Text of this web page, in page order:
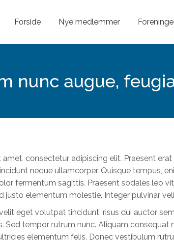
Forside Nye medlemmer
nunc augue,
consectetur adipiscing elit. Praesent
neque ullamcorper. Quisque tempus,
fermentum sagittis. Praesent sodales leo
justo elementum molestie. Integer pulvinar
eget volutpat tincidunt, risus dui auctor
Sed tempor rutrum nunc. Aliquam consequat
elementum felis. Donec vestibulum